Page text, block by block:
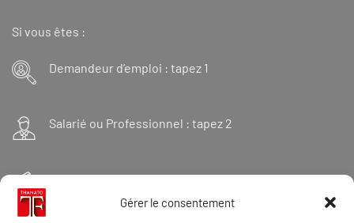
Gérer le consentement
Si vous êtes :
Demandeur d’emploi : tapez 1
Salarié ou Professionnel : tapez 2
Financeur : tapez 3